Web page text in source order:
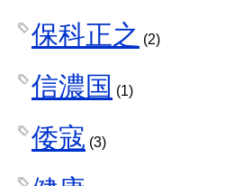
保科正之 (2)
信濃国 (1)
倭寇 (3)